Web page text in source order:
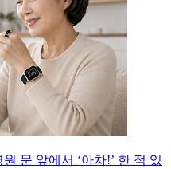
문 앞에서 ‘아차!’ 한 적 있